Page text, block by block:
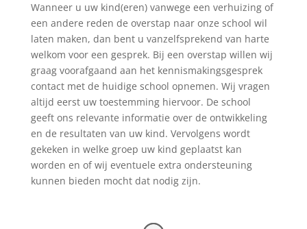
Wanneer u uw kind(eren) vanwege een verhuizing of
een andere reden de overstap naar onze school wil
laten maken, dan bent u vanzelfsprekend van harte
welkom voor een gesprek. Bij een overstap willen wij
graag voorafgaand aan het kennismakingsgesprek
contact met de huidige school opnemen. Wij vragen
altijd eerst uw toestemming hiervoor. De school
geeft ons relevante informatie over de ontwikkeling
en de resultaten van uw kind. Vervolgens wordt
gekeken in welke groep uw kind geplaatst kan
worden en of wij eventuele extra ondersteuning
kunnen bieden mocht dat nodig zijn.